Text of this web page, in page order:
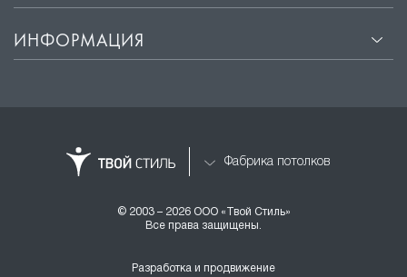
ИНФОРМАЦИЯ
Фабрика потолков
© 2003 – 2026 ООО «Твой Стиль»
Все права защищены.
Разработка и продвижение